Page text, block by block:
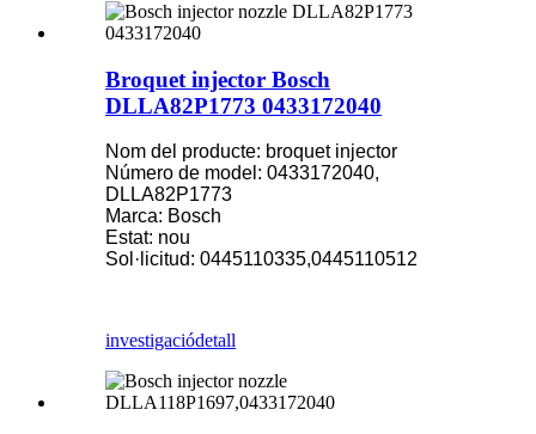
Broquet injector Bosch
DLLA82P1773 0433172040
Nom del producte: broquet injector
Número de model: 0433172040,
DLLA82P1773
Marca: Bosch
Estat: nou
Sol·licitud: 0445110335,0445110512
investigaciódetall